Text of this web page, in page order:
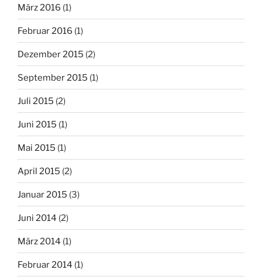
März 2016 (1)
Februar 2016 (1)
Dezember 2015 (2)
September 2015 (1)
Juli 2015 (2)
Juni 2015 (1)
Mai 2015 (1)
April 2015 (2)
Januar 2015 (3)
Juni 2014 (2)
März 2014 (1)
Februar 2014 (1)